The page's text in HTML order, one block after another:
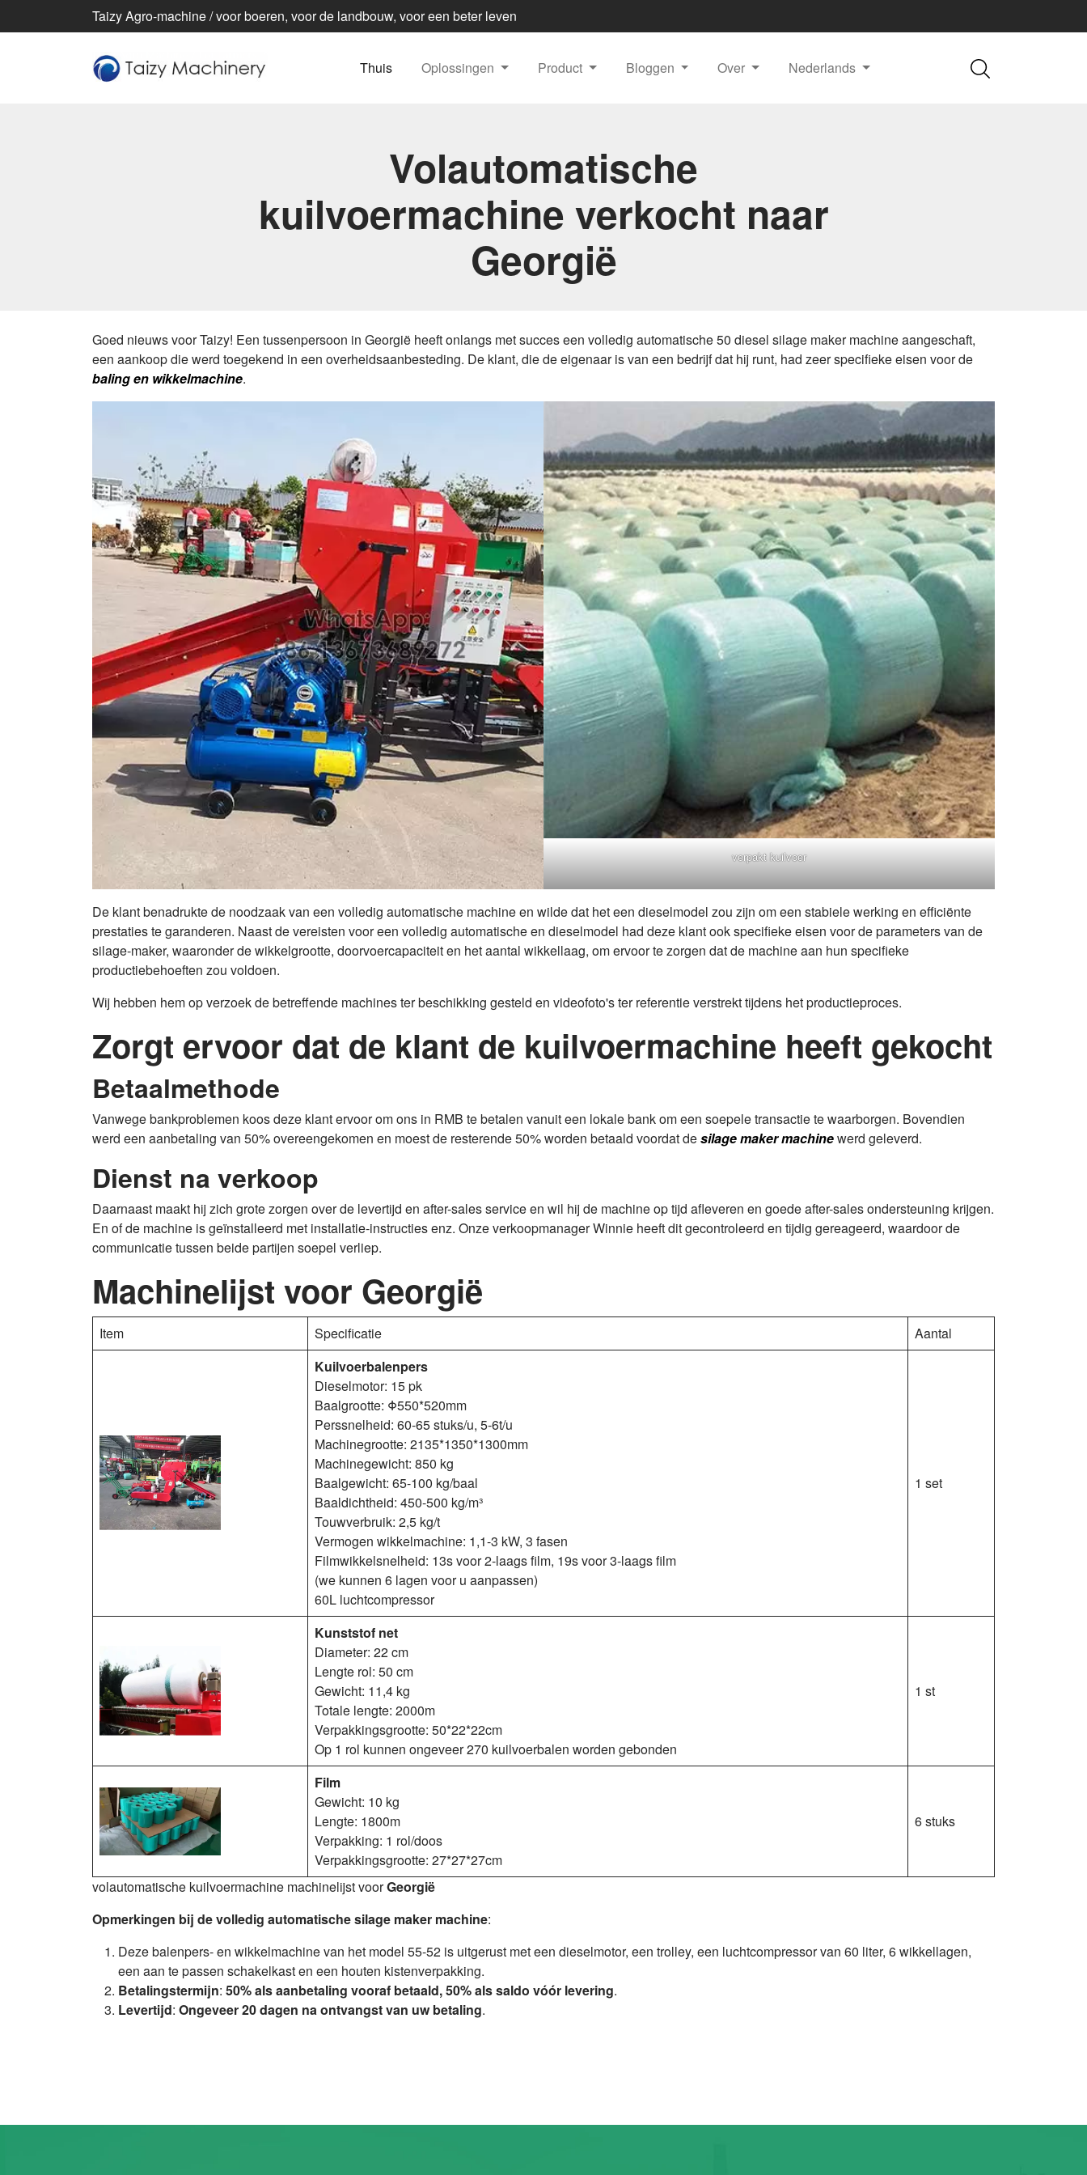
Taizy Agro-machine / voor boeren, voor de landbouw, voor een beter leven
Thuis Oplossingen Product Bloggen Over Nederlands
Volautomatische
kuilvoermachine verkocht naar
Georgië
Goed nieuws voor Taizy! Een tussenpersoon in Georgië heeft onlangs met succes een volledig automatische 50 diesel silage maker machine aangeschaft,
een aankoop die werd toegekend in een overheidsaanbesteding. De klant, die de eigenaar is van een bedrijf dat hij runt, had zeer specifieke eisen voor de
baling en wikkelmachine.
verpakt kuilvoer
De klant benadrukte de noodzaak van een volledig automatische machine en wilde dat het een dieselmodel zou zijn om een stabiele werking en efficiënte
prestaties te garanderen. Naast de vereisten voor een volledig automatische en dieselmodel had deze klant ook specifieke eisen voor de parameters van de
silage-maker, waaronder de wikkelgrootte, doorvoercapaciteit en het aantal wikkellaag, om ervoor te zorgen dat de machine aan hun specifieke
productiebehoeften zou voldoen.
Wij hebben hem op verzoek de betreffende machines ter beschikking gesteld en videofoto's ter referentie verstrekt tijdens het productieproces.
Zorgt ervoor dat de klant de kuilvoermachine heeft gekocht
Betaalmethode
Vanwege bankproblemen koos deze klant ervoor om ons in RMB te betalen vanuit een lokale bank om een soepele transactie te waarborgen. Bovendien
werd een aanbetaling van 50% overeengekomen en moest de resterende 50% worden betaald voordat desilage maker machinewerd geleverd.
Dienst na verkoop
Daarnaast maakt hij zich grote zorgen over de levertijd en after-sales service en wil hij de machine op tijd afleveren en goede after-sales ondersteuning krijgen.
En of de machine is geïnstalleerd met installatie-instructies enz. Onze verkoopmanager Winnie heeft dit gecontroleerd en tijdig gereageerd, waardoor de
communicatie tussen beide partijen soepel verliep.
Machinelijst voor Georgië
Item Specificatie
Aantal
Kuilvoerbalenpers
Dieselmotor: 15 pk
Baalgrootte: Φ550*520mm
Perssnelheid: 60-65 stuks/u, 5-6t/u
Machinegrootte: 2135*1350*1300mm
Machinegewicht: 850 kg
Baalgewicht: 65-100 kg/baal
Baaldichtheid: 450-500 kg/m³
Touwverbruik: 2,5 kg/t
Vermogen wikkelmachine: 1,1-3 kW, 3 fasen
Filmwikkelsnelheid: 13s voor 2-laags film, 19s voor 3-laags film
(we kunnen 6 lagen voor u aanpassen)
60L luchtcompressor
1 set
Kunststof net
Diameter: 22 cm
Lengte rol: 50 cm
Gewicht: 11,4 kg
Totale lengte: 2000m
Verpakkingsgrootte: 50*22*22cm
Op 1 rol kunnen ongeveer 270 kuilvoerbalen worden gebonden
1 st
Film
Gewicht: 10 kg
Lengte: 1800m
Verpakking: 1 rol/doos
Verpakkingsgrootte: 27*27*27cm
6 stuks
volautomatische kuilvoermachine machinelijst voorGeorgië
Opmerkingen bij de volledig automatische silage maker machine:
Deze balenpers- en wikkelmachine van het model 55-52 is uitgerust met een dieselmotor, een trolley, een luchtcompressor van 60 liter, 6 wikkellagen,
een aan te passen schakelkast en een houten kistenverpakking.
Betalingstermijn: 50% als aanbetaling vooraf betaald, 50% als saldo vóór levering.
Levertijd: Ongeveer 20 dagen na ontvangst van uw betaling.